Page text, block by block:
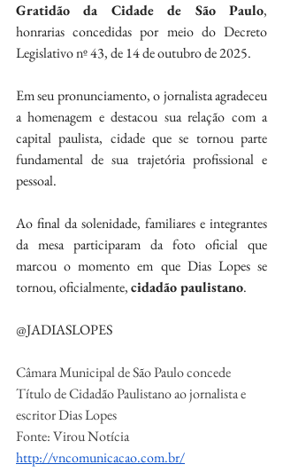
Gratidão da Cidade de São Paulo,
honrarias concedidas por meio do Decreto
Legislativo nº 43, de 14 de outubro de 2025.
Em seu pronunciamento, o jornalista agradeceu
a homenagem e destacou sua relação com a
capital paulista, cidade que se tornou parte
fundamental de sua trajetória profissional e
pessoal.
Ao final da solenidade, familiares e integrantes
da mesa participaram da foto oficial que
marcou o momento em que Dias Lopes se
tornou, oficialmente, cidadão paulistano.
@JADIASLOPES
Câmara Municipal de São Paulo concede
Título de Cidadão Paulistano ao jornalista e
escritor Dias Lopes
Fonte: Virou Notícia
http://vncomunicacao.com.br/